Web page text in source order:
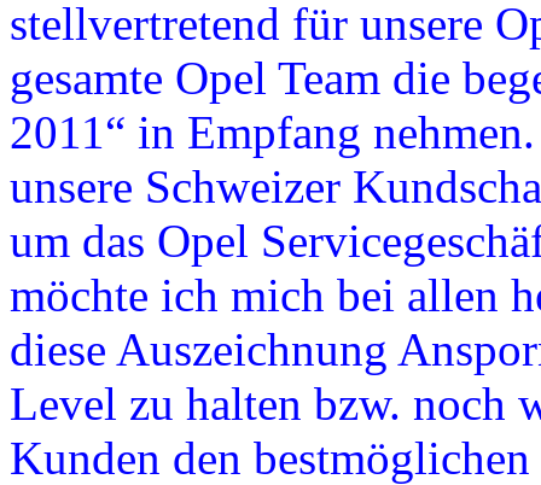
stellvertretend für unsere
gesamte Opel Team die
2011“ in Empfang
unsere Schweizer
um das Opel
möchte ich mich bei allen
diese Auszeichnung
Level zu halten bzw. noch
Kunden den